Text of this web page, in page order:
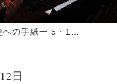
テサロニケの信徒への手紙一 5・1~11
日